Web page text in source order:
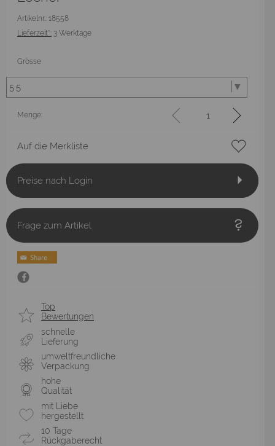
Artikelnr.: 18558
Lieferzeit*: 3 Werktage
Grösse
Menge:
Auf die Merkliste
Preise nach Login
Frage zum Artikel
Top
Bewertungen
schnelle
Lieferung
umweltfreundliche
Verpackung
hohe
Qualität
mit Liebe
hergestellt
10 Tage
Rückgaberecht